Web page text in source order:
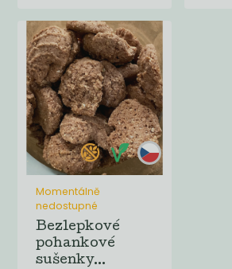
Momentálně
nedostupné
Bezlepkové
pohankové
sušenky...